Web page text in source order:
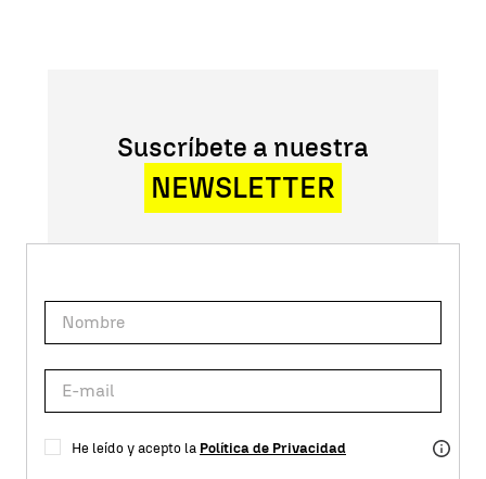
Suscríbete a nuestra
NEWSLETTER
He leído y acepto la Política de Privacidad